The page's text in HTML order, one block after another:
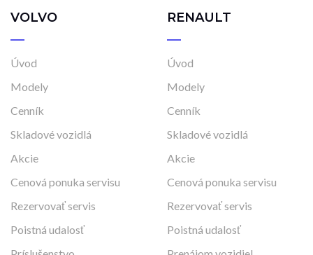
VOLVO
Úvod
Modely
Cenník
Skladové vozidlá
Akcie
Cenová ponuka servisu
Rezervovať servis
Poistná udalosť
RENAULT
Úvod
Modely
Cenník
Skladové vozidlá
Akcie
Cenová ponuka servisu
Rezervovať servis
Poistná udalosť